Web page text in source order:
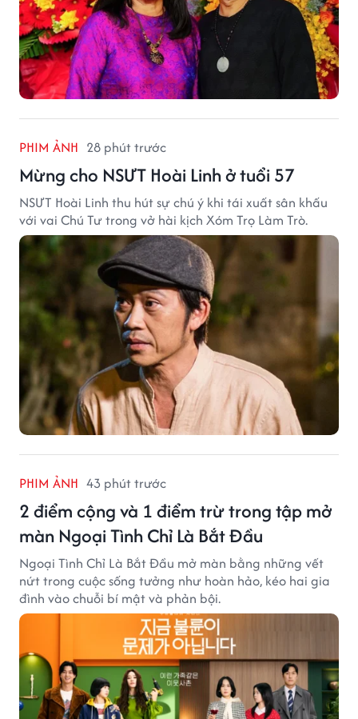
PHIM ẢNH 28 phút trước
Mừng cho NSƯT Hoài Linh ở tuổi 57
NSƯT Hoài Linh thu hút sự chú ý khi tái xuất sân khấu
với vai Chú Tư trong vở hài kịch Xóm Trọ Làm Trò.
PHIM ẢNH 43 phút trước
2 điểm cộng và 1 điểm trừ trong tập mở
màn Ngoại Tình Chỉ Là Bắt Đầu
Ngoại Tình Chỉ Là Bắt Đầu mở màn bằng những vết
nứt trong cuộc sống tưởng như hoàn hảo, kéo hai gia
đình vào chuỗi bí mật và phản bội.